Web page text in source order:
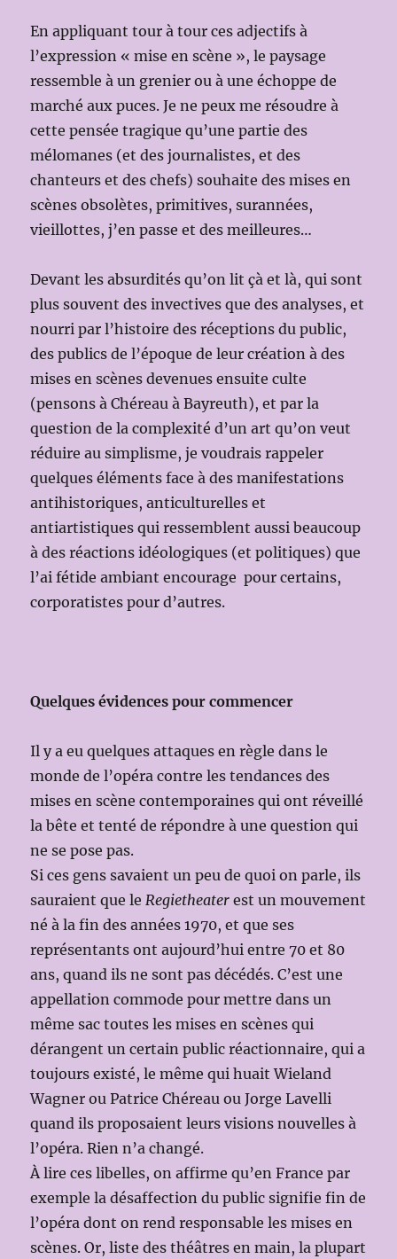
En appliquant tour à tour ces adjectifs à
l’expression « mise en scène », le paysage
ressemble à un grenier ou à une échoppe de
marché aux puces. Je ne peux me résoudre à
cette pensée tragique qu’une partie des
mélomanes (et des journalistes, et des
chanteurs et des chefs) souhaite des mises en
scènes obsolètes, primitives, surannées,
vieillottes, j’en passe et des meilleures…
Devant les absurdités qu’on lit çà et là, qui sont
plus souvent des invectives que des analyses, et
nourri par l’histoire des réceptions du public,
des publics de l’époque de leur création à des
mises en scènes devenues ensuite culte
(pensons à Chéreau à Bayreuth), et par la
question de la complexité d’un art qu’on veut
réduire au simplisme, je voudrais rappeler
quelques éléments face à des manifestations
antihistoriques, anticulturelles et
antiartistiques qui ressemblent aussi beaucoup
à des réactions idéologiques (et politiques) que
l’ai fétide ambiant encourage pour certains,
corporatistes pour d’autres.
Quelques évidences pour commencer
Il y a eu quelques attaques en règle dans le
monde de l’opéra contre les tendances des
mises en scène contemporaines qui ont réveillé
la bête et tenté de répondre à une question qui
ne se pose pas.
Si ces gens savaient un peu de quoi on parle, ils
sauraient que le Regietheater est un mouvement
né à la fin des années 1970, et que ses
représentants ont aujourd’hui entre 70 et 80
ans, quand ils ne sont pas décédés. C’est une
appellation commode pour mettre dans un
même sac toutes les mises en scènes qui
dérangent un certain public réactionnaire, qui a
toujours existé, le même qui huait Wieland
Wagner ou Patrice Chéreau ou Jorge Lavelli
quand ils proposaient leurs visions nouvelles à
l’opéra. Rien n’a changé.
À lire ces libelles, on affirme qu’en France par
exemple la désaffection du public signifie fin de
l’opéra dont on rend responsable les mises en
scènes. Or, liste des théâtres en main, la plupart